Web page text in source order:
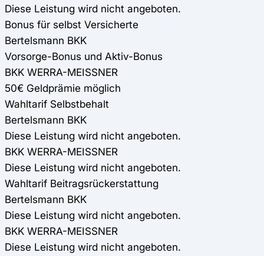
Diese Leistung wird nicht angeboten.
Bonus für selbst Versicherte
Bertelsmann BKK
Vorsorge-Bonus und Aktiv-Bonus
BKK WERRA-MEISSNER
50€ Geldprämie möglich
Wahltarif Selbstbehalt
Bertelsmann BKK
Diese Leistung wird nicht angeboten.
BKK WERRA-MEISSNER
Diese Leistung wird nicht angeboten.
Wahltarif Beitragsrückerstattung
Bertelsmann BKK
Diese Leistung wird nicht angeboten.
BKK WERRA-MEISSNER
Diese Leistung wird nicht angeboten.